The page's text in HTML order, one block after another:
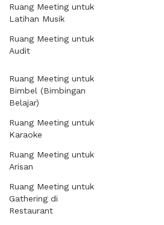
Ruang Meeting untuk
Latihan Musik
Ruang Meeting untuk
Audit
Ruang Meeting untuk
Bimbel (Bimbingan
Belajar)
Ruang Meeting untuk
Karaoke
Ruang Meeting untuk
Arisan
Ruang Meeting untuk
Gathering di
Restaurant